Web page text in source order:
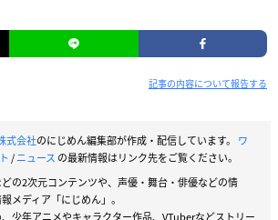
記事の内容について報告する
式会社のにじめん編集部が作成・配信しています。 ワ
/ニュース の最新情報はリンク先をご覧ください。
の2次元コンテンツや、声優・舞台・俳優などの情
メディア「にじめん」。